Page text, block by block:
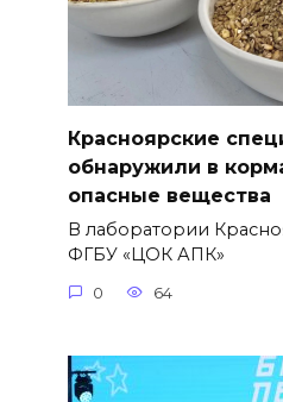
Красноярские
обнаружили в
опасные вещества
В лаборатории
ФГБУ «ЦОК АПК»
0 64